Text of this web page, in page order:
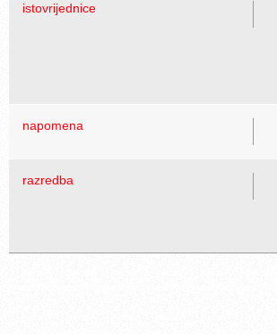
istovrijednice
napomena
razredba